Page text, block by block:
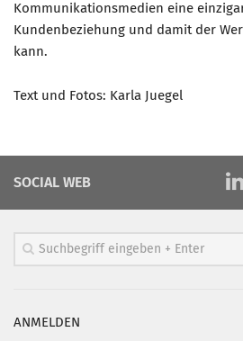
Kommunikationsmedien eine
Kundenbeziehung und damit der
kann.
Text und Fotos: Karla Juegel
SOCIAL WEB
ANMELDEN